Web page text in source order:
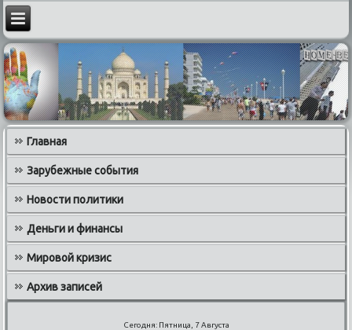
Главная
Зарубежные события
Новости политики
Деньги и финансы
Мировой кризис
Архив записей
Сегодня: Пятница, 7 Августа